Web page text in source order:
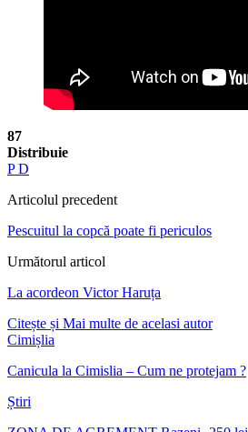
87
Distribuie
P D
Articolul precedent
Pescuitul la copcă poate fi periculos
Următorul articol
La acordeon Victor Haruța
Citește și Mai multe de acelasi autor
Cimișlia
Canicula la Cimislia – Cum ne protejam ?
Știri